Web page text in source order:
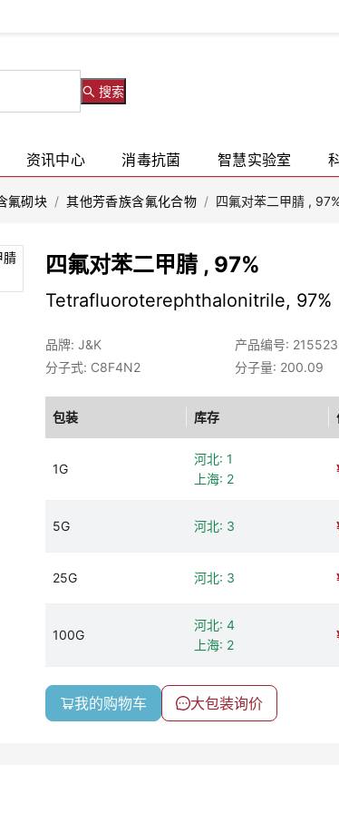
搜索
资讯中心 消毒抗菌 智慧实验室
氟砌块 / 其他芳香族含氟化合物 / 四氟对苯二甲腈 ,
四氟对苯二甲腈 , 97%
Tetrafluoroterephthalonitrile, 97%
品牌: J&K 产品编号: 215523
分子式: C8F4N2
分子量: 200.09
包装 库存
1G
河北: 1
上海: 2
5G 河北: 3
25G 河北: 3
100G
河北: 4
上海: 2
我的购物车 大包装询价